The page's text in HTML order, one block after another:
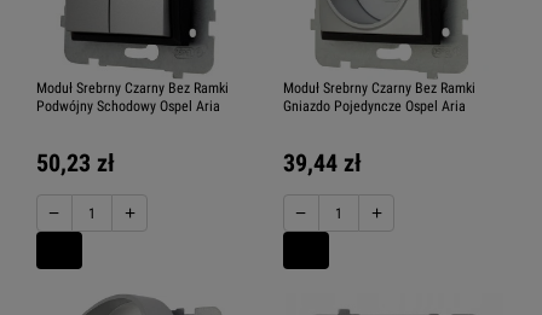
Moduł Srebrny Czarny Bez Ramki
Podwójny Schodowy Ospel Aria
50,23 zł
− +
Moduł Srebrny Czarny Bez Ramki
Gniazdo Pojedyncze Ospel Aria
39,44 zł
− +